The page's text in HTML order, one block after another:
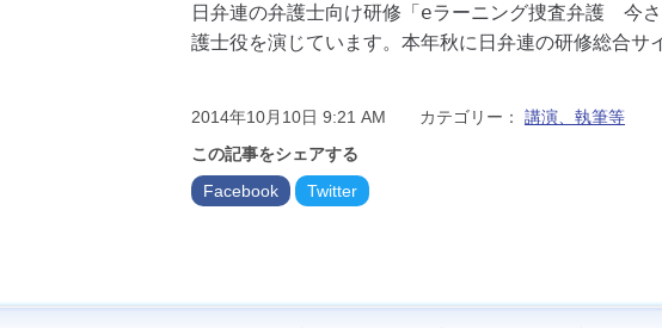
日弁連の弁護士向け研修「eラーニング捜査弁護 今
護士役を演じています。本年秋に日弁連の研修総合サ
2014年10月10日 9:21 AM カテゴリー： 講演、執筆等
この記事をシェアする
Facebook
Twitter